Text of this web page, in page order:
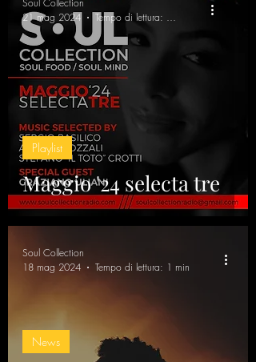
Maggio '24 selecta tre
Playlist
Soul Collection
21 mag 2024
Tempo di lettura: 8 min
News
Soul Collection
18 mag 2024
Tempo di lettura: 1 min